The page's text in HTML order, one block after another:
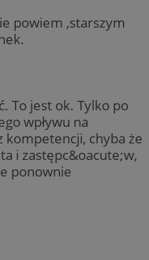
powiem ,starszym
To jest ok. Tylko po
wpływu na
kompetencji, chyba że
i zastępc&oacute;w,
ponownie